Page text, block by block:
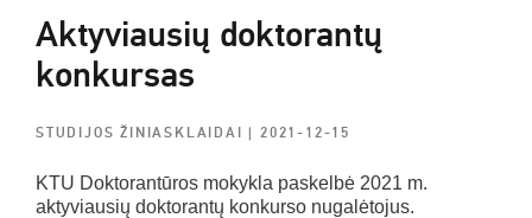
Aktyviausių doktorantų
konkursas
STUDIJOS ŽINIASKLAIDAI| 2021-12-15
KTU Doktorantūros mokykla paskelbė 2021 m.
aktyviausių doktorantų konkurso nugalėtojus.